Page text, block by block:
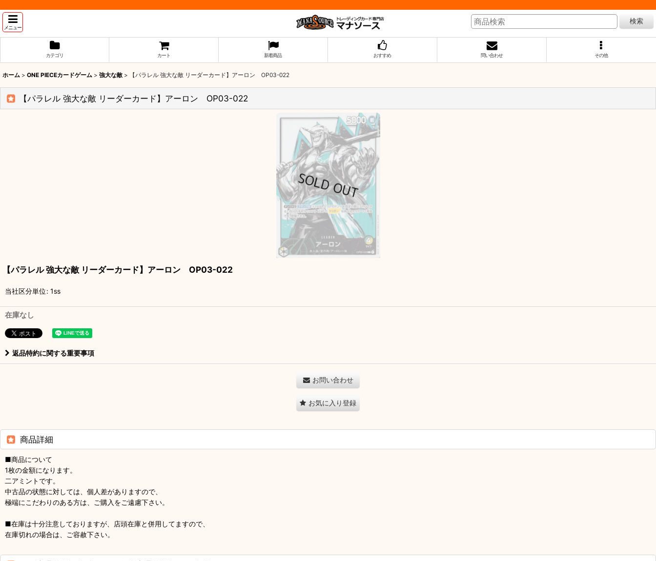
メニュー
検索
カテゴリ カート 新着商品 おすすめ 問い合わせ その他
ホーム > ONE PIECEカードゲーム > 強大な敵 > 【パラレル 強大な敵 リーダーカード】アーロン OP03-022
【パラレル 強大な敵 リーダーカード】アーロン OP03-022
【パラレル 強大な敵 リーダーカード】アーロン OP03-022
当社区分単位: 1ss
在庫なし
返品特約に関する重要事項
お問い合わせ
お気に入り登録
商品詳細
■商品について
1枚の金額になります。
二アミントです。
中古品の状態に対しては、個人差がありますので、
極端にこだわりのある方は、ご購入をご遠慮下さい。
■在庫は十分注意しておりますが、店頭在庫と併用してますので、
在庫切れの場合は、ご容赦下さい。